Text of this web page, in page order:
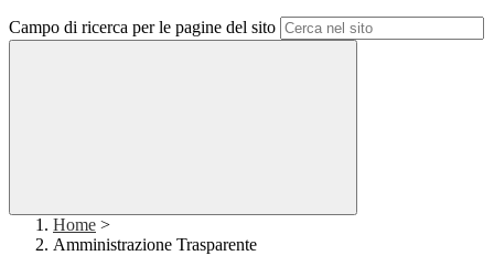
Campo di ricerca per le pagine del sito
Home >
Amministrazione Trasparente